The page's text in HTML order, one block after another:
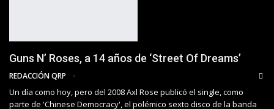
Guns N’ Roses, a 14 años de ‘Street Of Dreams’
REDACCIÓN QRP
Un día como hoy, pero del 2008 Axl Rose publicó el single, como
parte de 'Chinese Democracy', el polémico sexto disco de la banda